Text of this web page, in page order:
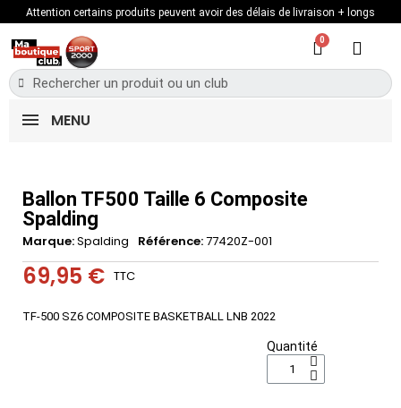
Attention certains produits peuvent avoir des délais de livraison + longs
MENU
Ballon TF500 Taille 6 Composite
Spalding
Marque Spalding Référence 77420Z-001
69,95 € TTC
TF-500 SZ6 COMPOSITE BASKETBALL LNB 2022
Quantité